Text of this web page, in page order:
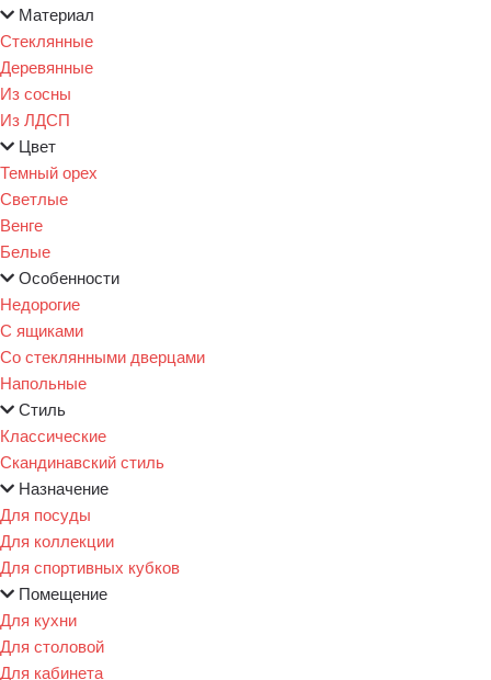
Материал
Стеклянные
Деревянные
Из сосны
Из ЛДСП
Цвет
Темный орех
Светлые
Венге
Белые
Особенности
Недорогие
С ящиками
Со стеклянными дверцами
Напольные
Стиль
Классические
Скандинавский стиль
Назначение
Для посуды
Для коллекции
Для спортивных кубков
Помещение
Для кухни
Для столовой
Для кабинета